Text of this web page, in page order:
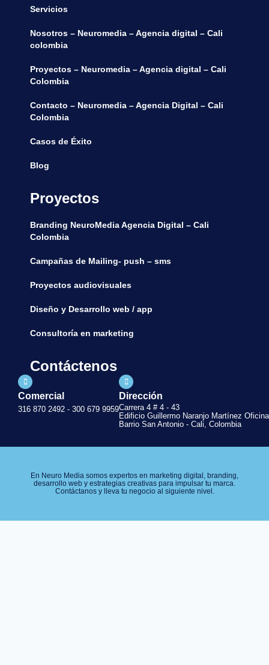
Servicios
Nosotros – Neuromedia – Agencia digital – Cali
colombia
Proyectos – Neuromedia – Agencia digital – Cali
Colombia
Contacto – Neuromedia – Agencia Digital – Cali
Colombia
Casos de Éxito
Blog
Proyectos
Branding NeuroMedia Agencia Digital – Cali
Colombia
Campañas de Mailing- push – sms
Proyectos audiovisuales
Diseño y Desarrollo web / app
Consultoría en marketing
Contáctenos
Comercial
316 870 2492 - 300 679 9959
Dirección
Carrera 4 # 4 - 43
Edificio Guillermo Naranjo Martínez
Barrio San Antonio - Cali, Colombia
En Neuro Media somos expertos en marketing digital, branding,
desarrollo web y estrategias creativas para impulsar tu marca.
Contáctanos y lleva tu negocio al siguiente nivel.